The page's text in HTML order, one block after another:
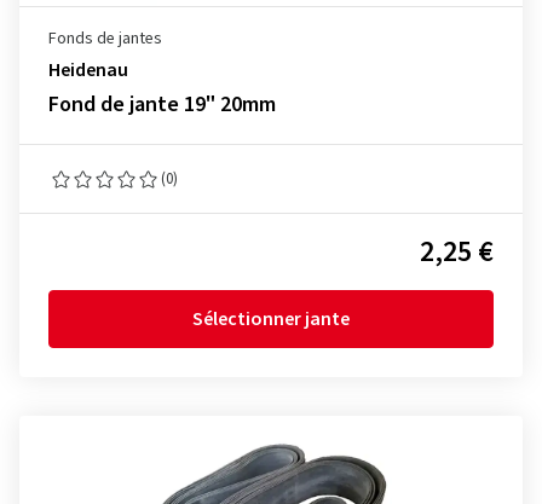
Fonds de jantes
Heidenau
Fond de jante 19" 20mm
(0)
2,25 €
Sélectionner jante